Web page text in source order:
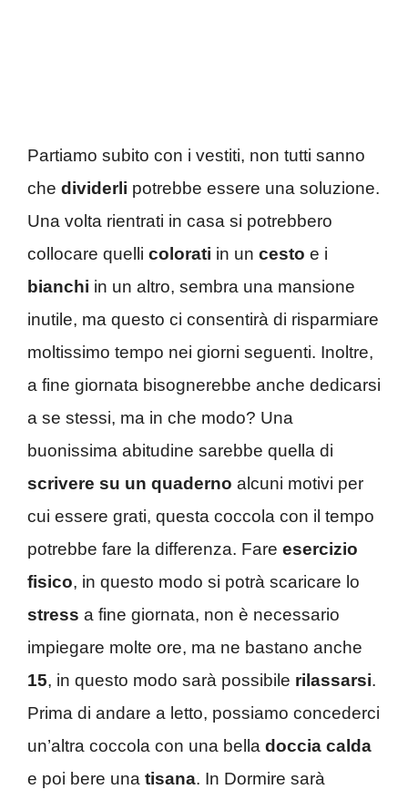
Partiamo subito con i vestiti, non tutti sanno
che dividerli potrebbe essere una soluzione.
Una volta rientrati in casa si potrebbero
collocare quelli colorati in un cesto e i
bianchi in un altro, sembra una mansione
inutile, ma questo ci consentirà di risparmiare
moltissimo tempo nei giorni seguenti. Inoltre,
a fine giornata bisognerebbe anche dedicarsi
a se stessi, ma in che modo? Una
buonissima abitudine sarebbe quella di
scrivere su un quaderno alcuni motivi per
cui essere grati, questa coccola con il tempo
potrebbe fare la differenza. Fare esercizio
fisico, in questo modo si potrà scaricare lo
stress a fine giornata, non è necessario
impiegare molte ore, ma ne bastano anche
15, in questo modo sarà possibile rilassarsi.
Prima di andare a letto, possiamo concederci
un’altra coccola con una bella doccia calda
e poi bere una tisana. In Dormire sarà